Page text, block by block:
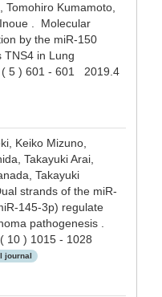
Kumamoto,
. Molecular
by the miR-150
TNS4 in Lung
( 5 ) 601 - 601 2019.4
Keiko Mizuno,
Takayuki Arai,
Takayuki
strands of the miR-
145-3p) regulate
pathogenesis .
10 ) 1015 - 1028
journal